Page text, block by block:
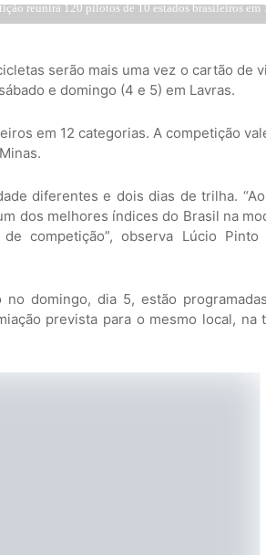
reunirá 120 pilotos de 10 estados brasileiros em
serão mais uma vez o cartão de
e domingo (4 e 5) em Lavras.
em 12 categorias. A competição
diferentes e dois dias de trilha.
dos melhores índices do Brasil na
competição”, observa Lúcio Pinto
domingo, dia 5, estão
prevista para o mesmo local, na